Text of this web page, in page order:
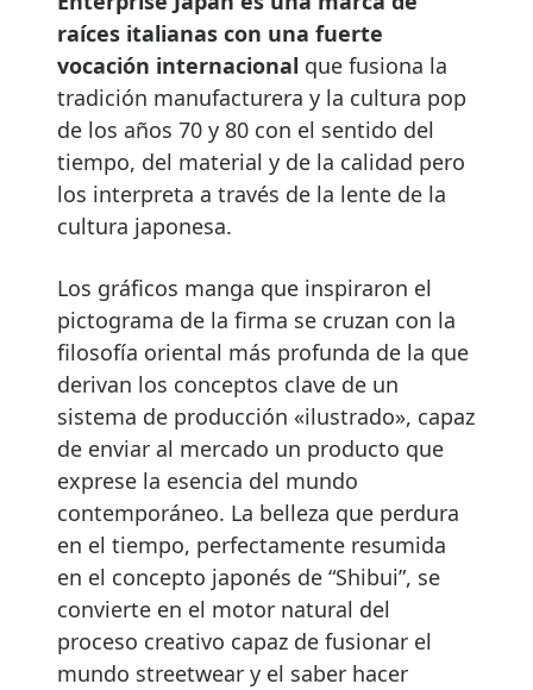
raíces italianas con una fuerte
vocación internacional que fusiona la
tradición manufacturera y la cultura pop
de los años 70 y 80 con el sentido del
tiempo, del material y de la calidad pero
los interpreta a través de la lente de la
cultura japonesa.
Los gráficos manga que inspiraron el
pictograma de la firma se cruzan con la
filosofía oriental más profunda de la que
derivan los conceptos clave de un
sistema de producción «ilustrado», capaz
de enviar al mercado un producto que
exprese la esencia del mundo
contemporáneo. La belleza que perdura
en el tiempo, perfectamente resumida
en el concepto japonés de “Shibui”, se
convierte en el motor natural del
proceso creativo capaz de fusionar el
mundo streetwear y el saber hacer